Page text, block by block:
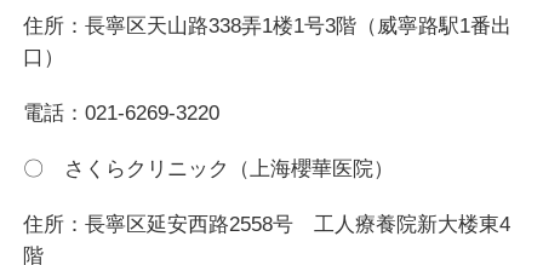
住所：長寧区天山路338弄1楼1号3階（威寧路駅1番出
口）
電話：021-6269-3220
〇 さくらクリニック（上海櫻華医院）
住所：長寧区延安西路2558号 工人療養院新大楼東4
階